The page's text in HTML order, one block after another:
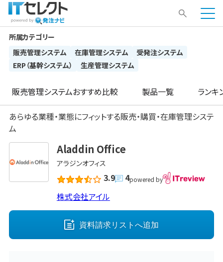
所属カテゴリー
販売管理システム
在庫管理システム
受発注システム
ERP（基幹システム）
生産管理システム
販売管理システムおすすめ比較 製品一覧 ランキ
あらゆる業種・業態にフィットする販売・購買・在庫管理システ
ム
Aladdin Office
アラジンオフィス
3.9 4powered by
株式会社アイル
資料請求リストへ追加